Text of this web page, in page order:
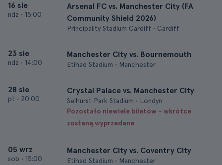
16 sie
ndz • 15:00
Arsenal FC vs. Manchester City (FA
Community Shield 2026)
Principality Stadium Cardiff • Cardiff
23 sie
ndz • 14:00
Manchester City vs. Bournemouth
Etihad Stadium • Manchester
28 sie
pt • 20:00
Crystal Palace vs. Manchester City
Selhurst Park Stadium • Londyn
Pozostało niewiele biletów – wkrótce
zostaną wyprzedane
05 wrz
sob • 15:00
Manchester City vs. Coventry City
Etihad Stadium • Manchester